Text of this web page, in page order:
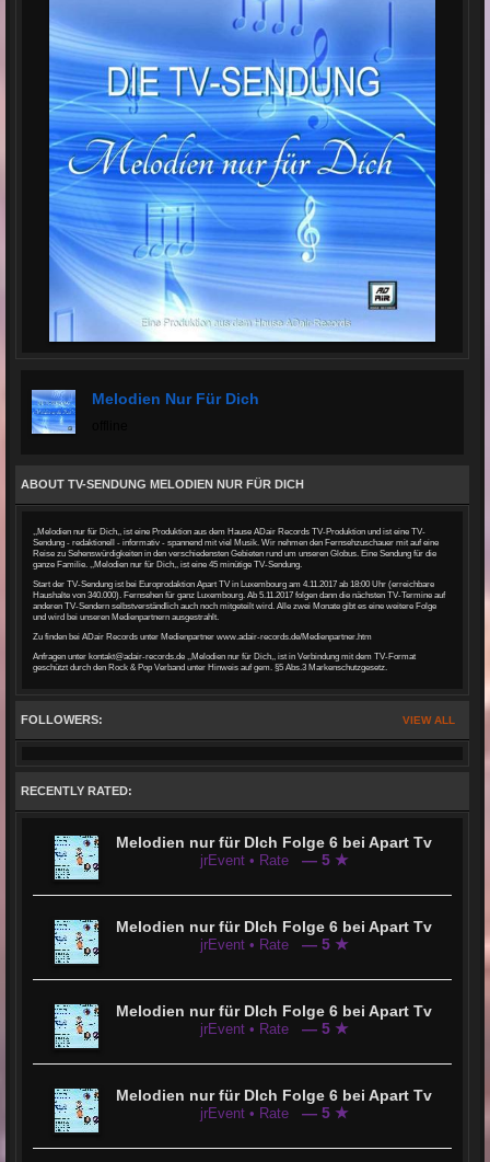
Melodien Nur Für Dich
ABOUT TV-SENDUNG MELODIEN NUR FÜR DICH
,,Melodien nur für Dich,, ist eine Produktion aus dem Hause ADair Records TV-Produktion und ist eine TV-
Sendung - redaktionell - informativ - spannend mit viel Musik. Wir nehmen den Fernsehzuschauer mit auf eine
Reise zu Sehenswürdigkeiten in den verschiedensten Gebieten rund um unseren Globus. Eine Sendung für die
ganze Familie. ,,Melodien nur für Dich,, ist eine 45 minütige TV-Sendung.
Start der TV-Sendung ist bei Europrodaktion Apart TV in Luxembourg am 4.11.2017 ab 18:00 Uhr (erreichbare
Haushalte von 340.000). Fernsehen für ganz Luxembourg. Ab 5.11.2017 folgen dann die nächsten TV-Termine auf
anderen TV-Sendern selbstverständlich auch noch mitgeteilt wird. Alle zwei Monate gibt es eine weitere Folge
und wird bei unseren Medienpartnern ausgestrahlt.
Zu finden bei ADair Records unter Medienpartnerwww.adair-records.de/Medienpartner.htm
Anfragen unter kontakt@adair-records.de ,,Melodien nur für Dich,, ist in Verbindung mit dem TV-Format
geschützt durch den Rock & Pop Verband unter Hinweis auf gem. §5 Abs.3 Markenschutzgesetz.
VIEW ALL
FOLLOWERS:
RECENTLY RATED:
Melodien nur für DIch Folge 6 bei Apart Tv
jrEvent • Rate — 5 ★
Melodien nur für DIch Folge 6 bei Apart Tv
jrEvent • Rate — 5 ★
Melodien nur für DIch Folge 6 bei Apart Tv
jrEvent • Rate — 5 ★
Melodien nur für DIch Folge 6 bei Apart Tv
jrEvent • Rate — 5 ★